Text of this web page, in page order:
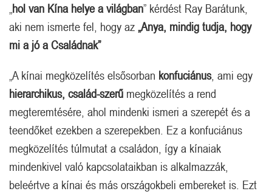
hol van Kína helye a világban” kérdést Ray Barátunk,
aki nem ismerte fel, hogy az „Anya, mindig tudja, hogy
mi a jó a Családnak”
„A kínai megközelítés elsősorban konfuciánus, ami egy
hierarchikus, család-szerű megközelítés a rend
megteremtésére, ahol mindenki ismeri a szerepét és a
teendőket ezekben a szerepekben. Ez a konfuciánus
megközelítés túlmutat a családon, így a kínaiak
mindenkivel való kapcsolataikban is alkalmazzák,
beleértve a kínai és más országokbeli embereket is. Ezt